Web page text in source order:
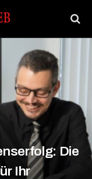
Die
Ihr